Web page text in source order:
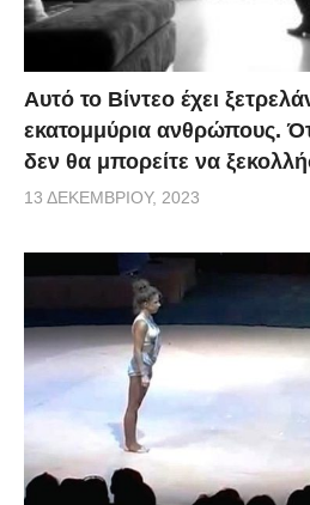
Αυτό το Βίντεο έχει
εκατομμύρια ανθρώπους.
δεν θα μπορείτε να
13 ΔΕΚΕΜΒΡΊΟΥ, 2023